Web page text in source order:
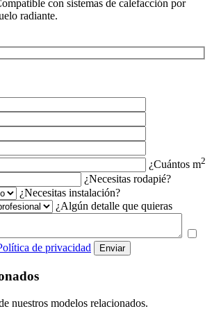
con sistemas de calefacción por
radiante.
¿Cuántos m2
¿Necesitas rodapié?
¿Necesitas instalación?
¿Algún detalle que quieras
de privacidad Enviar
nuestros modelos relacionados.